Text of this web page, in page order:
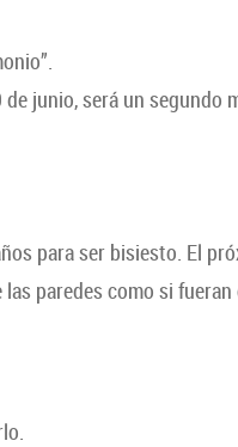
junio, será un segundo
para ser bisiesto. El
paredes como si